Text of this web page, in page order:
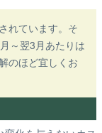
れています。そ
～翌3月あたりは
のほど宜しくお